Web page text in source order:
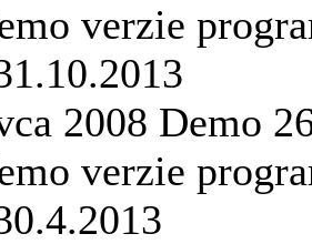
verzie
2008 Demo
verzie